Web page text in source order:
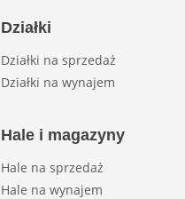
Działki
Działki na sprzedaż
Działki na wynajem
Hale i magazyny
Hale na sprzedaż
Hale na wynajem